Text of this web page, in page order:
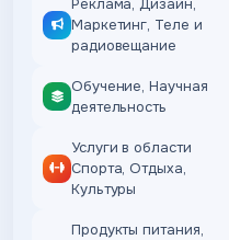
Реклама, Дизайн,
Маркетинг, Теле и
радиовещание
Обучение, Научная
деятельность
Услуги в области
Спорта, Отдыха,
Культуры
Продукты питания,